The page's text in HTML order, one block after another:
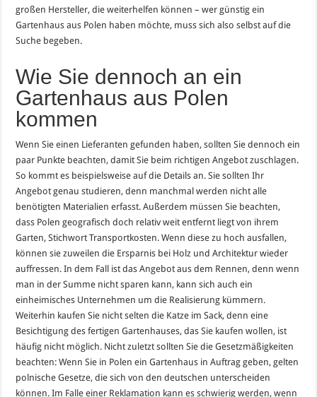
großen Hersteller, die weiterhelfen können – wer günstig ein
Gartenhaus aus Polen haben möchte, muss sich also selbst auf die
Suche begeben.
Wie Sie dennoch an ein
Gartenhaus aus Polen
kommen
Wenn Sie einen Lieferanten gefunden haben, sollten Sie dennoch ein
paar Punkte beachten, damit Sie beim richtigen Angebot zuschlagen.
So kommt es beispielsweise auf die Details an. Sie sollten Ihr
Angebot genau studieren, denn manchmal werden nicht alle
benötigten Materialien erfasst. Außerdem müssen Sie beachten,
dass Polen geografisch doch relativ weit entfernt liegt von ihrem
Garten, Stichwort Transportkosten. Wenn diese zu hoch ausfallen,
können sie zuweilen die Ersparnis bei Holz und Architektur wieder
auffressen. In dem Fall ist das Angebot aus dem Rennen, denn wenn
man in der Summe nicht sparen kann, kann sich auch ein
einheimisches Unternehmen um die Realisierung kümmern.
Weiterhin kaufen Sie nicht selten die Katze im Sack, denn eine
Besichtigung des fertigen Gartenhauses, das Sie kaufen wollen, ist
häufig nicht möglich. Nicht zuletzt sollten Sie die Gesetzmäßigkeiten
beachten: Wenn Sie in Polen ein Gartenhaus in Auftrag geben, gelten
polnische Gesetze, die sich von den deutschen unterscheiden
können. Im Falle einer Reklamation kann es schwierig werden, wenn